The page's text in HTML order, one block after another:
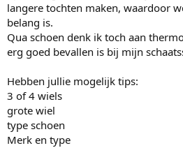
langere tochten maken, waardoor
belang is.
Qua schoen denk ik toch aan
erg goed bevallen is bij mijn
Hebben jullie mogelijk tips:
3 of 4 wiels
grote wiel
type schoen
Merk en type